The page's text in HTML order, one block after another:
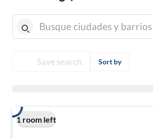
Save search Sort by
1 room left